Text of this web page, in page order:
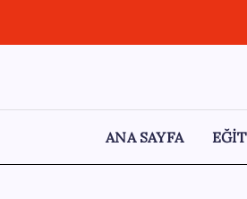
youtube.com/
ANA SAYFA